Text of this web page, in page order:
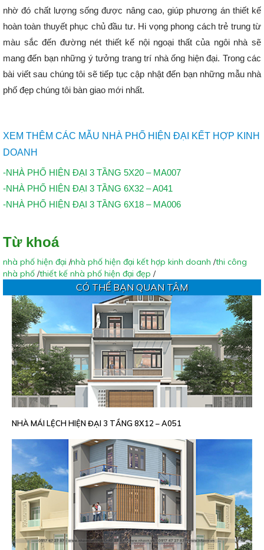
nhờ đó chất lượng sống được nâng cao, giúp phương án thiết kế
hoàn toàn thuyết phục chủ đầu tư. Hi vọng phong cách trẻ trung từ
màu sắc đến đường nét thiết kế nội ngoại thất của ngôi nhà sẽ
mang đến bạn những ý tưởng trang trí nhà ống hiện đại. Trong các
bài viết sau chúng tôi sẽ tiếp tục cập nhật đến bạn những mẫu nhà
phố đẹp chúng tôi bàn giao mới nhất.
XEM THÊM CÁC MẪU NHÀ PHỐ HIỆN ĐẠI KẾT HỢP KINH
DOANH
-NHÀ PHỐ HIỆN ĐẠI 3 TẦNG 5X20 – MA007
-NHÀ PHỐ HIỆN ĐẠI 3 TẦNG 6X32 – A041
-NHÀ PHỐ HIỆN ĐẠI 3 TẦNG 6X18 – MA006
Từ khoá
nhà phố hiện đại /nhà phố hiện đại kết hợp kinh doanh /thi công
nhà phố /thiết kế nhà phố hiện đại đẹp /
CÓ THỂ BẠN QUAN TÂM
NHÀ MÁI LỆCH HIỆN ĐẠI 3 TẦNG 8X12 – A051